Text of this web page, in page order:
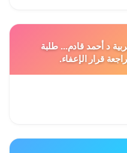
د أحمد قادم... طلبة
قرار الإعفاء.